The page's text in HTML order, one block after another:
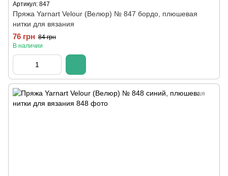
Артикул: 847
Пряжа Yarnart Velour (Велюр) № 847 бордо, плюшевая
нитки для вязания
76 грн 84 грн
В наличии